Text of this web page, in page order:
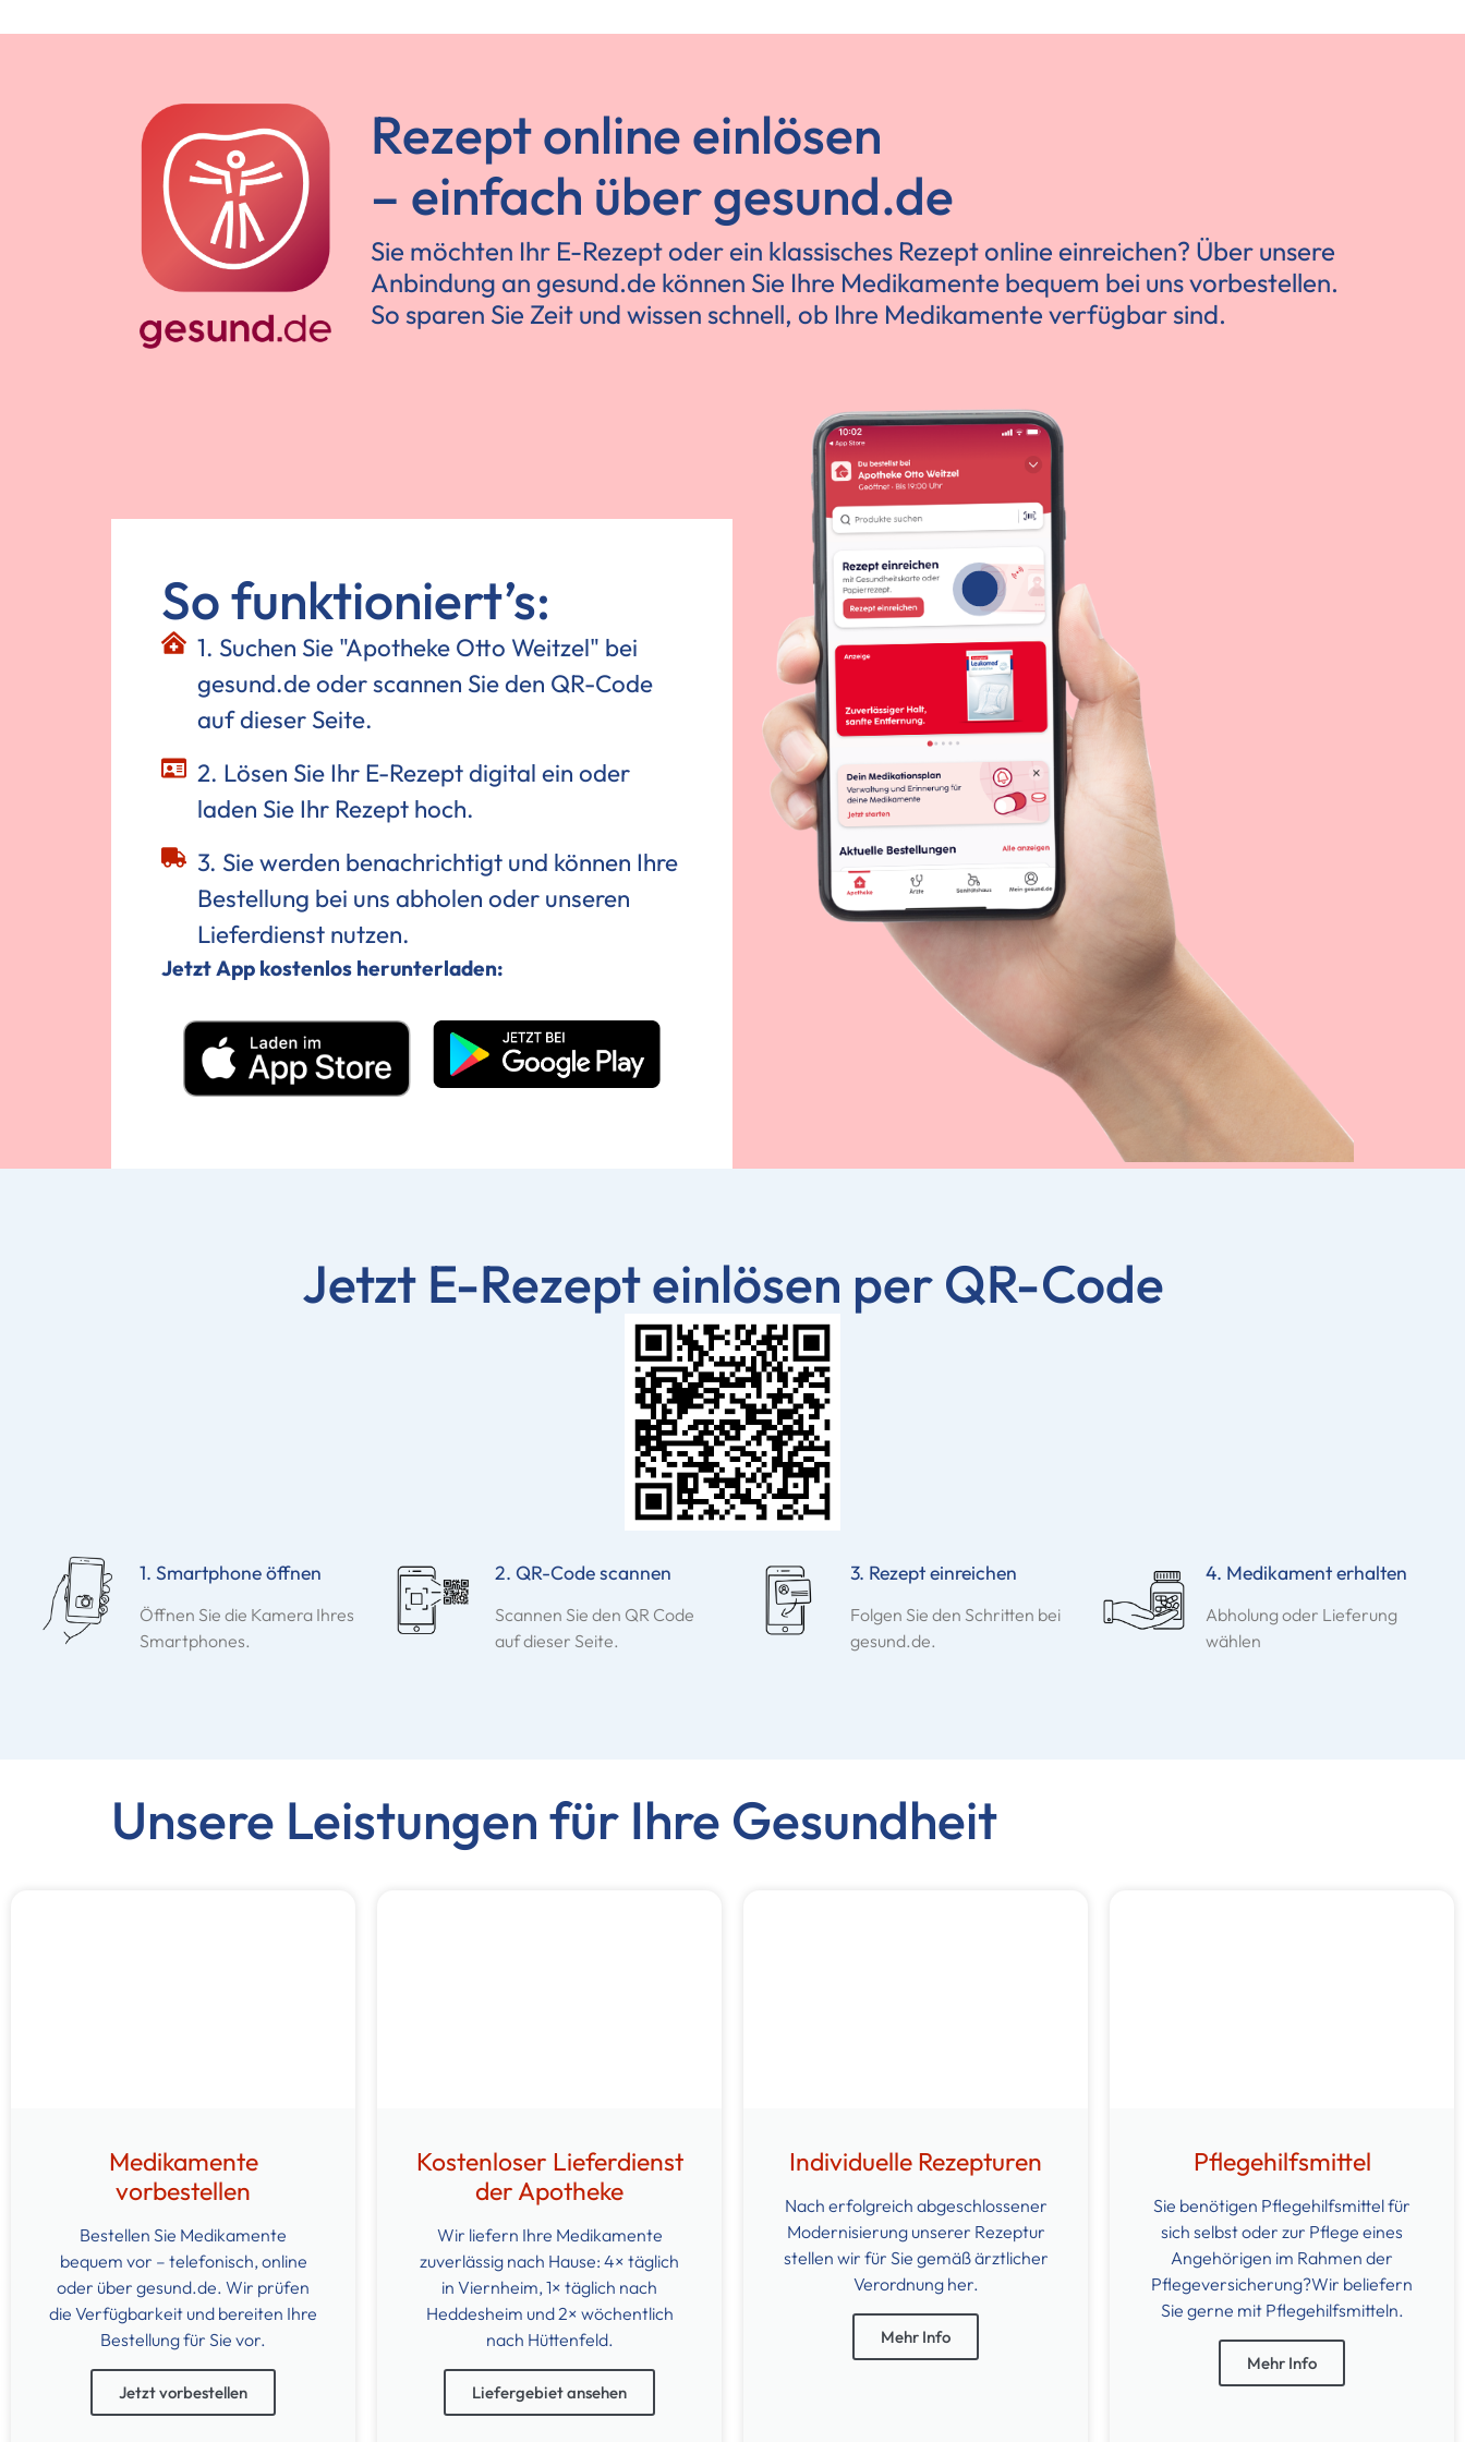
Rezept online einlösen
– einfach über gesund.de
Sie möchten Ihr E-Rezept oder ein klassisches Rezept online einreichen? Über unsere
Anbindung an gesund.de können Sie Ihre Medikamente bequem bei uns vorbestellen.
So sparen Sie Zeit und wissen schnell, ob Ihre Medikamente verfügbar sind.
So funktioniert’s:
1. Suchen Sie "Apotheke Otto Weitzel" bei
gesund.de oder scannen Sie den QR-Code
auf dieser Seite.
2. Lösen Sie Ihr E-Rezept digital ein oder
laden Sie Ihr Rezept hoch.
3. Sie werden benachrichtigt und können Ihre
Bestellung bei uns abholen oder unseren
Lieferdienst nutzen.
Jetzt App kostenlos herunterladen:
Jetzt E-Rezept einlösen per QR-Code
1. Smartphone öffnen
Öffnen Sie die Kamera Ihres
Smartphones.
2. QR-Code scannen
Scannen Sie den QR Code
auf dieser Seite.
3. Rezept einreichen
Folgen Sie den Schritten bei
gesund.de.
4. Medikament erhalten
Abholung oder Lieferung
wählen
Unsere Leistungen für Ihre Gesundheit
Medikamente
vorbestellen
Bestellen Sie Medikamente
bequem vor – telefonisch, online
oder über gesund.de. Wir prüfen
die Verfügbarkeit und bereiten Ihre
Bestellung für Sie vor.
Jetzt vorbestellen
Kostenloser Lieferdienst
der Apotheke
Wir liefern Ihre Medikamente
zuverlässig nach Hause: 4× täglich
in Viernheim, 1× täglich nach
Heddesheim und 2× wöchentlich
nach Hüttenfeld.
Liefergebiet ansehen
Individuelle Rezepturen
Nach erfolgreich abgeschlossener
Modernisierung unserer Rezeptur
stellen wir für Sie gemäß ärztlicher
Verordnung her.
Mehr Info
Pflegehilfsmittel
Sie benötigen Pflegehilfsmittel für
sich selbst oder zur Pflege eines
Angehörigen im Rahmen der
Pflegeversicherung?Wir beliefern
Sie gerne mit Pflegehilfsmitteln.
Mehr Info